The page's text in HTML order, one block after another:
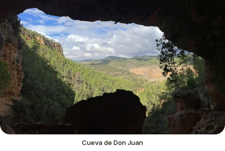
Cueva de Don Juan